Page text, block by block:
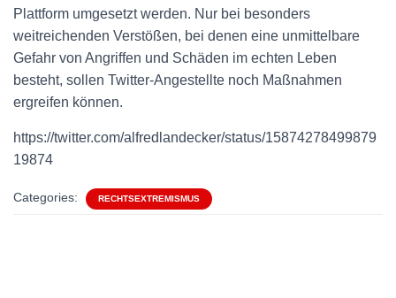
Plattform umgesetzt werden. Nur bei besonders
weitreichenden Verstößen, bei denen eine unmittelbare
Gefahr von Angriffen und Schäden im echten Leben
besteht, sollen Twitter-Angestellte noch Maßnahmen
ergreifen können.
https://twitter.com/alfredlandecker/status/15874278499879
19874
Categories: RECHTSEXTREMISMUS